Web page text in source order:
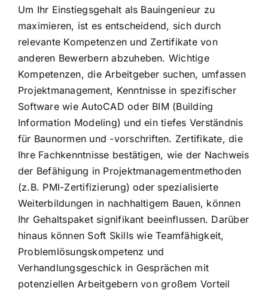
Um Ihr Einstiegsgehalt als Bauingenieur zu
maximieren, ist es entscheidend, sich durch
relevante Kompetenzen und Zertifikate von
anderen Bewerbern abzuheben. Wichtige
Kompetenzen, die Arbeitgeber suchen, umfassen
Projektmanagement, Kenntnisse in spezifischer
Software wie AutoCAD oder BIM (Building
Information Modeling) und ein tiefes Verständnis
für Baunormen und -vorschriften. Zertifikate, die
Ihre Fachkenntnisse bestätigen, wie der Nachweis
der Befähigung in Projektmanagementmethoden
(z.B. PMI-Zertifizierung) oder spezialisierte
Weiterbildungen in nachhaltigem Bauen, können
Ihr Gehaltspaket signifikant beeinflussen. Darüber
hinaus können Soft Skills wie Teamfähigkeit,
Problemlösungskompetenz und
Verhandlungsgeschick in Gesprächen mit
potenziellen Arbeitgebern von großem Vorteil